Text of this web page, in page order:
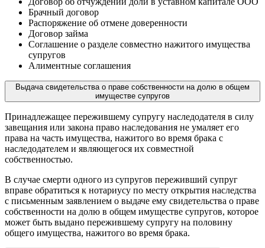
Брачный договор
Распоряжение об отмене доверенности
Договор займа
Соглашение о разделе совместно нажитого имущества
супругов
Алиментные соглашения
Выдача свидетельства о праве собственности на долю в общем
имуществе супругов
Принадлежащее пережившему супругу наследодателя в силу
завещания или закона право наследования не умаляет его
права на часть имущества, нажитого во время брака с
наследодателем и являющегося их совместной
собственностью.
В случае смерти одного из супругов переживший супруг
вправе обратиться к нотариусу по месту открытия наследства
с письменным заявлением о выдаче ему свидетельства о праве
собственности на долю в общем имуществе супругов, которое
может быть выдано пережившему супругу на половину
общего имущества, нажитого во время брака.